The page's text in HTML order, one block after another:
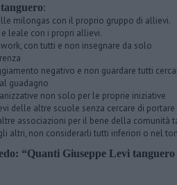
:
milongas con il proprio gruppo di allievi.
e leale con i propri allievi.
con tutti e non insegnare da solo
negativo e non guardare tutti
guadagno
non solo per le proprie iniziative
delle altre scuole senza cercare di
associazioni per il bene della comunità
altri, non considerarli tutti inferiori o nel
“Quanti Giuseppe Levi tanguero